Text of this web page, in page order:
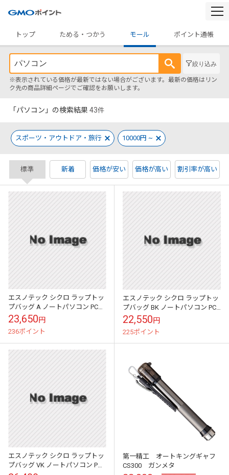
トップ
ためる・つかう モール ポイント通帳
絞り込み
※表示されている価格が最新ではない場合がございます。最新の価格はリン
ク先の商品詳細ページでご確認をお願いします。
「パソコン」の検索結果 43件
スポーツ・アウトドア・旅行 10000円 ~
標準 新着 価格が安い 価格が高い 割引率が高い
エスノテック シクロ ラップトッ
プバッグ A ノートパソコン PC
23,650円
236ポイント
エスノテック シクロ ラップトッ
プバッグ BK ノートパソコン PC
22,550円
225ポイント
エスノテック シクロ ラップトッ
プバッグ VK ノートパソコン PC
第一精工 オートキングギャフ
CS300 ガンメタ